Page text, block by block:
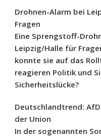
Drohnen-Alarm bei
Fragen
Eine Sprengstoff-
Leipzig/Halle für
konnte sie auf das
reagieren Politik und
Sicherheitslücke?
Deutschlandtrend:
der Union
In der sogenannten